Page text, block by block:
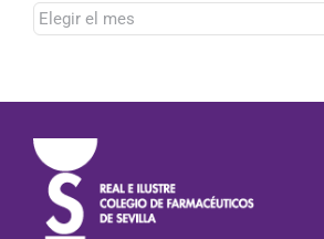
Hemeroteca